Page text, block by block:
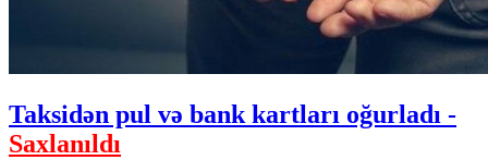
Taksidən pul və bank kartları oğurladı -
Saxlanıldı